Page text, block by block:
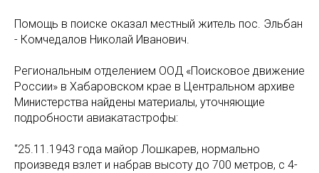
Помощь в поиске оказал местный житель пос. Эльбан
- Комчедалов Николай Иванович.
Региональным отделением ООД «Поисковое движение
России» в Хабаровском крае в Центральном архиве
Министерства найдены материалы, уточняющие
подробности авиакатастрофы:
"25.11.1943 года майор Лошкарев, нормально
произведя взлет и набрав высоту до 700 метров, с 4-